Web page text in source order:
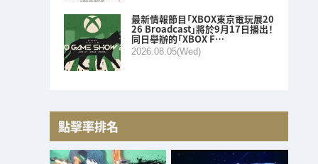
最新情報節目「XBOX東京電玩展20
26 Broadcast」將於9月17日播出！
同日舉辦的「XBOX F…
2026.08.05(Wed)
點擊率排名